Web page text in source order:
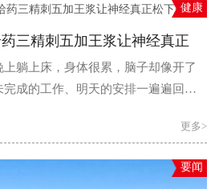
健康
三精刺五加王浆让神经真正
躺上床，身体很累，脑子却像开了
成的工作、明天的安排一遍遍回
来。好不容...
更多>
要闻